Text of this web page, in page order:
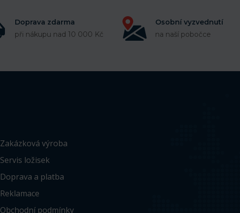
Doprava zdarma
při nákupu nad 10 000 Kč
Osobní vyzvednutí
na naší pobočce
Zakázková výroba
Servis ložisek
Doprava a platba
Reklamace
Obchodní podmínky